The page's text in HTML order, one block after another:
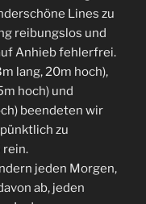
Lines zu
reibungslos und
Anhieb fehlerfrei.
lang, 20m hoch),
hoch) und
beendeten wir
zu
rein.
jeden Morgen,
ab, jeden